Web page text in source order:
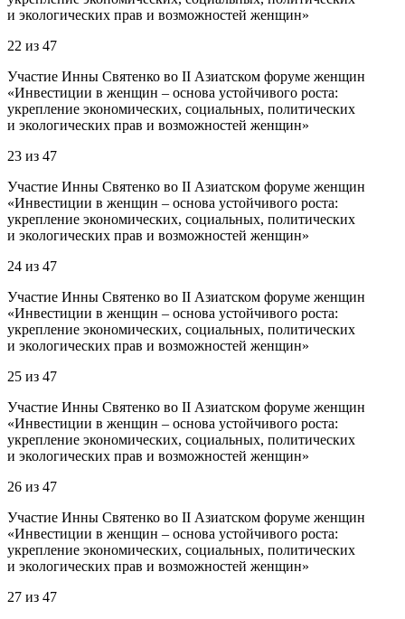
и экологических прав и возможностей женщин»
22 из 47
Участие Инны Святенко во II Азиатском форуме женщин
«Инвестиции в женщин – основа устойчивого роста:
укрепление экономических, социальных, политических
и экологических прав и возможностей женщин»
23 из 47
Участие Инны Святенко во II Азиатском форуме женщин
«Инвестиции в женщин – основа устойчивого роста:
укрепление экономических, социальных, политических
и экологических прав и возможностей женщин»
24 из 47
Участие Инны Святенко во II Азиатском форуме женщин
«Инвестиции в женщин – основа устойчивого роста:
укрепление экономических, социальных, политических
и экологических прав и возможностей женщин»
25 из 47
Участие Инны Святенко во II Азиатском форуме женщин
«Инвестиции в женщин – основа устойчивого роста:
укрепление экономических, социальных, политических
и экологических прав и возможностей женщин»
26 из 47
Участие Инны Святенко во II Азиатском форуме женщин
«Инвестиции в женщин – основа устойчивого роста:
укрепление экономических, социальных, политических
и экологических прав и возможностей женщин»
27 из 47